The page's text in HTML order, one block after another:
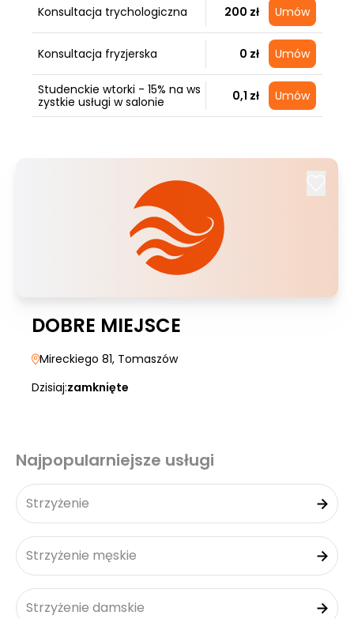
Konsultacja trychologiczna 200 zł Umów
Konsultacja fryzjerska 0 zł Umów
Studenckie wtorki - 15% na ws
zystkie usługi w salonie
0,1 zł Umów
DOBRE MIEJSCE
Mireckiego 81, Tomaszów
Dzisiaj:zamknięte
Najpopularniejsze usługi
Strzyżenie
Strzyżenie męskie
Strzyżenie damskie